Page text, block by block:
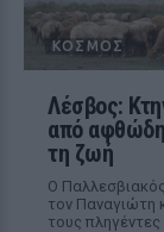
ΚΌΣΜΟΣ
Λέσβος:
από αφθώδη
τη ζωή
Ο
τον Παναγιώτη
τους